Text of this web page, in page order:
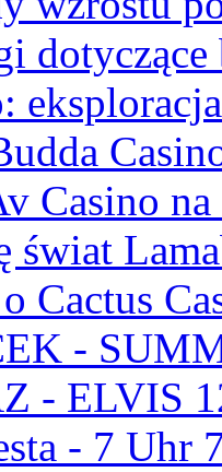
Casino
świat
Cactus
-
- ELVIS
- 7